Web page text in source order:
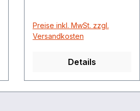
Preise inkl. MwSt. zzgl.
Versandkosten
Details